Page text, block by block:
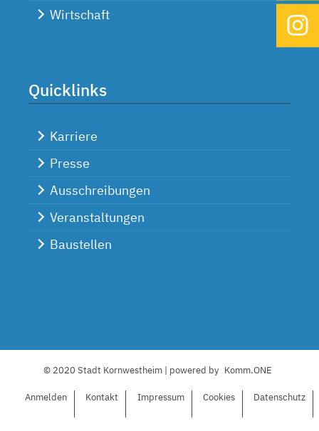
Wirtschaft
Quicklinks
Karriere
Presse
Ausschreibungen
Veranstaltungen
Baustellen
© 2020 Stadt Kornwestheim | powered by Komm.ONE
Anmelden Kontakt Impressum Cookies Datenschutz